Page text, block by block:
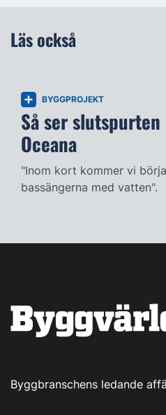
Läs också
BYGGPROJEKT
Så ser
Oceana
"Inom kort kommer vi
bassängerna med vatten".
Byggbranschens ledande